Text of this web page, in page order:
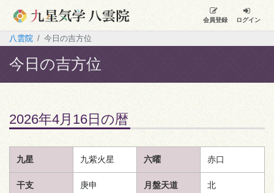
会員登録 ログイン
八雲院 今日の吉方位
今日の吉方位
2026年4月16日の暦
九星 九紫火星 六曜 赤口
干支 庚申 月盤天道 北